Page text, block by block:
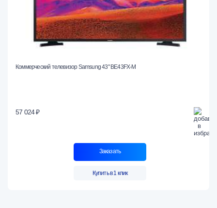
Коммерческий телевизор Samsung 43" BE43FX-M
57 024 ₽
Заказать
Купить в 1 клик